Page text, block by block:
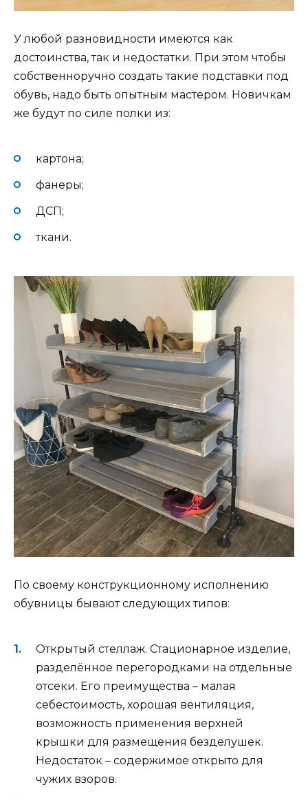
У любой разновидности имеются как
достоинства, так и недостатки. При этом чтобы
собственноручно создать такие подставки под
обувь, надо быть опытным мастером. Новичкам
же будут по силе полки из:
картона;
фанеры;
ДСП;
ткани.
По своему конструкционному исполнению
обувницы бывают следующих типов:
Открытый стеллаж. Стационарное изделие,
разделённое перегородками на отдельные
отсеки. Его преимущества – малая
себестоимость, хорошая вентиляция,
возможность применения верхней
крышки для размещения безделушек.
Недостаток – содержимое открыто для
чужих взоров.